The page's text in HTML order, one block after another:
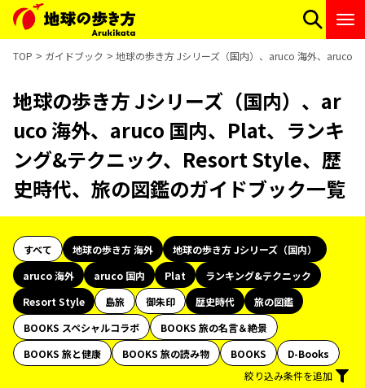
TOP ガイドブック 地球の歩き方 Jシリーズ（国内）、aruco 海外、aruco
地球の歩き方 Jシリーズ（国内）、ar
uco 海外、aruco 国内、Plat、ランキ
ング&テクニック、Resort Style、歴
史時代、旅の図鑑のガイドブック一覧
すべて 地球の歩き方 海外
地球の歩き方 Jシリーズ（国内）
aruco 海外
aruco 国内 Plat
ランキング&テクニック
Resort Style
島旅 御朱印 歴史時代
旅の図鑑
BOOKS スペシャルコラボ
BOOKS 旅の名言＆絶景
BOOKS 旅と健康
BOOKS 旅の読み物 BOOKS
D-Books
絞り込み条件を追加